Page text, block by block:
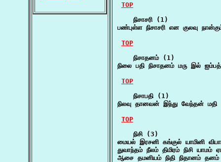
TOP
    நிசாசரி (1)
பண்புள்ள நிசாசரி என குலவு
TOP
    நிசாதனம் (1)
நிலை பதி நிசாதனம் மரு இல்
TOP
    நிசாபதி (1)
நிலவு தானவன் இந்து வேந்தன்
TOP
    நிசி (3)
மையல் இரசனி கங்குல் யாமினி
துவாந்தம் நீலம் திமிரம் நிசி
ஆசை தமனியம் நிதி நிதானம்